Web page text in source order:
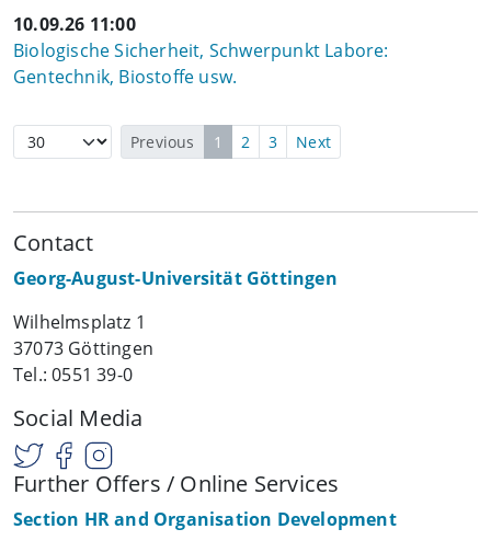
10.09.26 11:00
Biologische Sicherheit, Schwerpunkt Labore:
Gentechnik, Biostoffe usw.
Previous 1 2 3 Next
Contact
Georg-August-Universität Göttingen
Wilhelmsplatz 1
37073 Göttingen
Tel.: 0551 39-0
Social Media
Further Offers / Online Services
Section HR and Organisation Development